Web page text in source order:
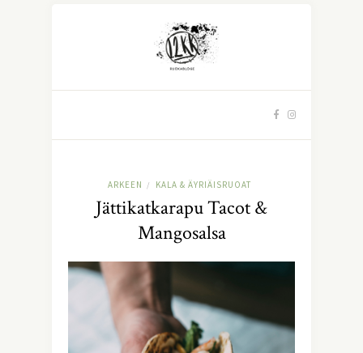
ARKEEN / KALA & ÄYRIÄISRUOAT
Jättikatkarapu Tacot &
Mangosalsa